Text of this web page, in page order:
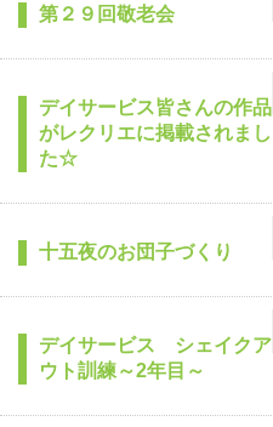
第２９回敬老会
デイサービス皆さんの作品
がレクリエに掲載されまし
た☆
十五夜のお団子づくり
デイサービス シェイクア
ウト訓練～2年目～